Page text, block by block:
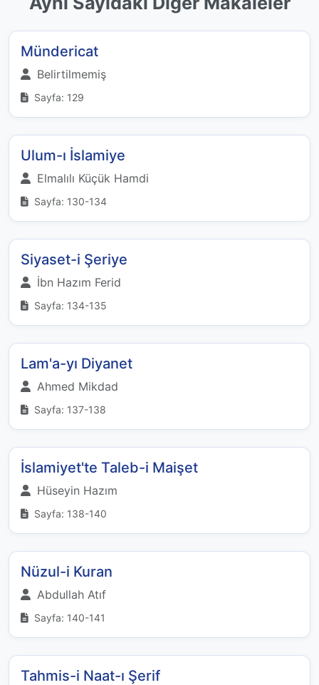
Mündericat
Belirtilmemiş
Sayfa: 129
Ulum-ı İslamiye
Elmalılı Küçük Hamdi
Sayfa: 130-134
Siyaset-i Şeriye
İbn Hazım Ferid
Sayfa: 134-135
Lam'a-yı Diyanet
Ahmed Mikdad
Sayfa: 137-138
İslamiyet'te Taleb-i Maişet
Hüseyin Hazım
Sayfa: 138-140
Nüzul-i Kuran
Abdullah Atıf
Sayfa: 140-141
Tahmis-i Naat-ı Şerif